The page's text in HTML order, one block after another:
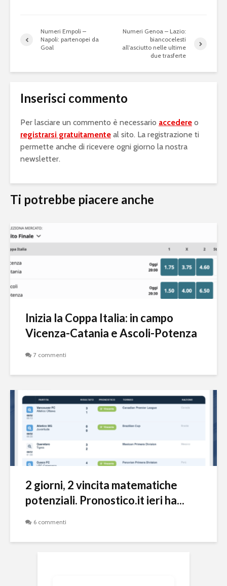
Numeri Empoli –
Napoli: partenopei da
Goal
Numeri Genoa – Lazio:
biancocelesti
all’asciutto nelle ultime
due trasferte
Inserisci commento
Per lasciare un commento è necessario accedere o
registrarsi gratuitamente al sito. La registrazione ti
permette anche di ricevere ogni giorno la nostra
newsletter.
Ti potrebbe piacere anche
Inizia la Coppa Italia: in campo
Vicenza-Catania e Ascoli-Potenza
7 commenti
2 giorni, 2 vincita matematiche
potenziali. Pronostico.it ieri ha...
6 commenti